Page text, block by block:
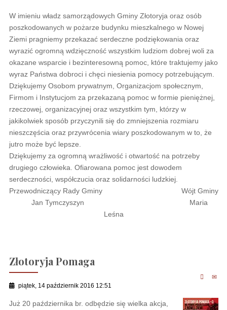
W imieniu władz samorządowych Gminy Złotoryja oraz osób
poszkodowanych w pożarze budynku mieszkalnego w Nowej
Ziemi pragniemy przekazać serdeczne podziękowania oraz
wyrazić ogromną wdzięczność wszystkim ludziom dobrej woli za
okazane wsparcie i bezinteresowną pomoc, które traktujemy jako
wyraz Państwa dobroci i chęci niesienia pomocy potrzebującym.
Dziękujemy Osobom prywatnym, Organizacjom społecznym,
Firmom i Instytucjom za przekazaną pomoc w formie pieniężnej,
rzeczowej, organizacyjnej oraz wszystkim tym, którzy w
jakikolwiek sposób przyczynili się do zmniejszenia rozmiaru
nieszczęścia oraz przywrócenia wiary poszkodowanym w to, że
jutro może być lepsze.
Dziękujemy za ogromną wrażliwość i otwartość na potrzeby
drugiego człowieka. Ofiarowana pomoc jest dowodem
serdeczności, współczucia oraz solidarności ludzkiej.
Przewodniczący Rady Gminy Wójt Gminy
Jan Tymczyszyn Maria
Leśna
Złotoryja Pomaga
piątek, 14 październik 2016 12:51
Już 20 października br. odbędzie się wielka akcja,